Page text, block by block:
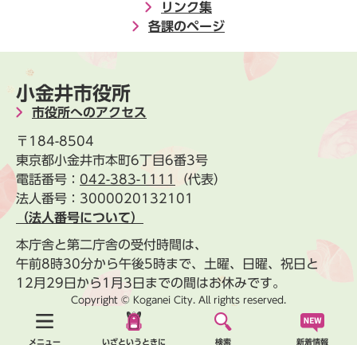
メニュー いざというときに 検索 新着情報
リンク集
各課のページ
小金井市役所
市役所へのアクセス
〒184-8504
東京都小金井市本町6丁目6番3号
電話番号： 042-383-1111
（代表）
法人番号：3000020132101
（法人番号について）
本庁舎と第二庁舎の受付時間は、
午前8時30分から午後5時まで、土曜、日曜、祝日と
12月29日から1月3日までの間はお休みです。
Copyright © Koganei City. All rights reserved.